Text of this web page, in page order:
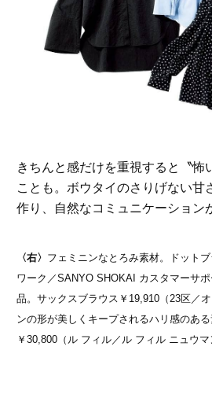
きちんと感だけを重視すると〝怖
ことも。ボウタイのさりげない甘
作り、自然なコミュニケーション
〈右〉 フェミニンなとろみ素材。ドット
ワーク／SANYO SHOKAI カスタマーサポ
品。サックスブラウス￥19,910（23区／オ
ンの形が美しくキープされるハリ感のあ
￥30,800（ル フィル／ル フィル ニュウマ